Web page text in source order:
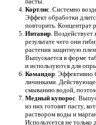
Кортлис . Системно
Эффект обработки
повторить. Концентрат
Интавир .
результате чего они
растения защитную
Выпускается в форме
и используются для
Командор .
личинками.
смыванию водой,
Медный купорос .
из них готовят пасту,
раствором воды и
Используется не